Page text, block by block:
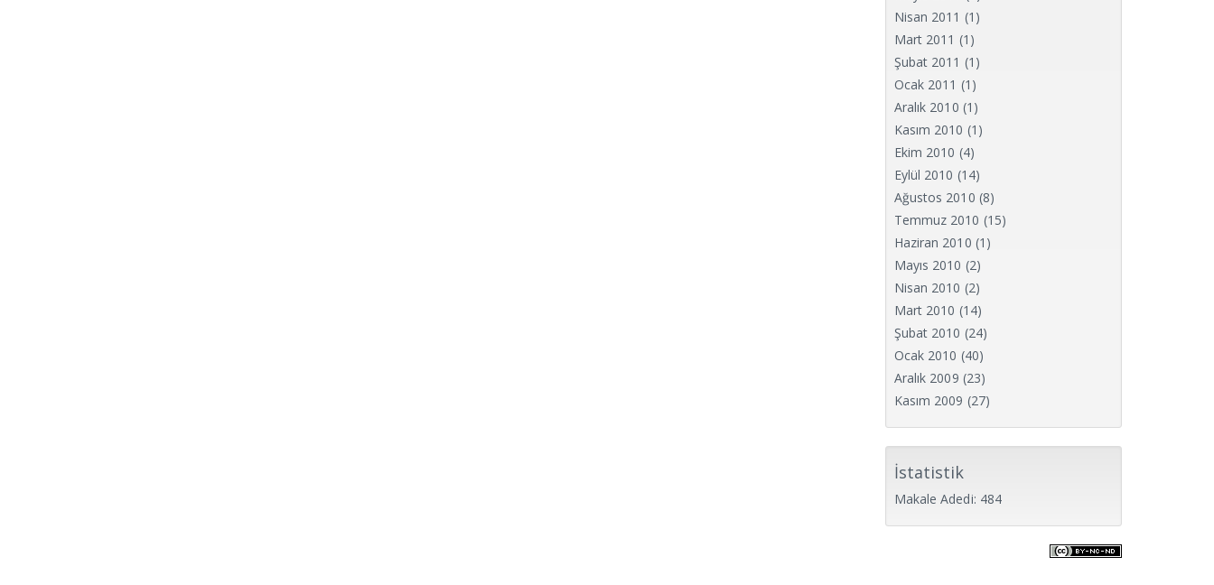
Nisan 2011 (1)
Mart 2011 (1)
Şubat 2011 (1)
Ocak 2011 (1)
Aralık 2010 (1)
Kasım 2010 (1)
Ekim 2010 (4)
Eylül 2010 (14)
Ağustos 2010 (8)
Temmuz 2010 (15)
Haziran 2010 (1)
Mayıs 2010 (2)
Nisan 2010 (2)
Mart 2010 (14)
Şubat 2010 (24)
Ocak 2010 (40)
Aralık 2009 (23)
Kasım 2009 (27)
İstatistik
Makale Adedi: 484